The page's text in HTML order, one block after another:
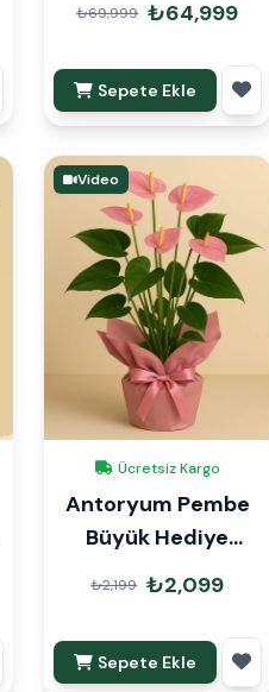
₺69,999 ₺64,999
Sepete Ekle
Video
Ücretsiz Kargo
Antoryum Pembe
Büyük Hediye
Paketli
₺2,199 ₺2,099
Sepete Ekle